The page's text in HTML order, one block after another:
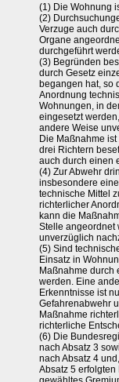
(1) Die Wohnung
(2)
Verzuge auch
Organe
durchgeführt
(3) Begründen
durch Gesetz
begangen hat, so
Anordnung
Wohnungen, in
eingesetzt
andere Weise
Die Maßnahme
drei Richtern
auch durch einen
(4) Zur Abwehr
insbesondere
technische Mittel
richterlicher
kann die
Stelle angeordnet
unverzüglich
(5) Sind
Einsatz in
Maßnahme durch
werden. Eine
Erkenntnisse ist
Gefahrenabwehr
Maßnahme
richterliche
(6) Die
nach Absatz 3
nach Absatz 4
Absatz 5 erfolgten